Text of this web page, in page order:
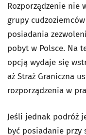
Rozporządzenie nie
grupy
posiadania
pobyt w Polsce. Na
opcją wydaje się
aż Straż Graniczna
rozporządzenia w
Jeśli jednak podróż
być posiadanie